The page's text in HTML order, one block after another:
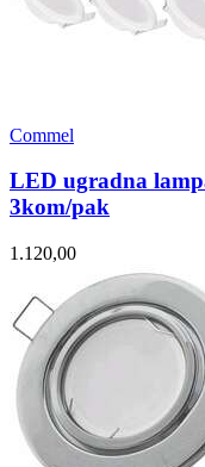
Commel
LED ugradna
3kom/pak
1.120,00